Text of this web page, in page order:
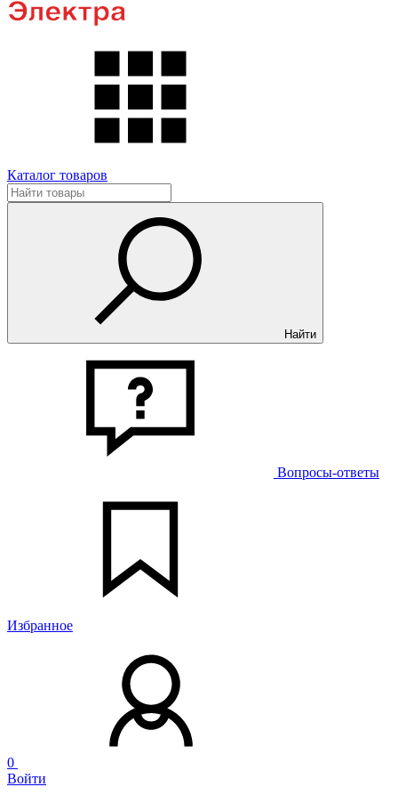
Каталог товаров
Найти
Вопросы-ответы
Избранное
0
Войти